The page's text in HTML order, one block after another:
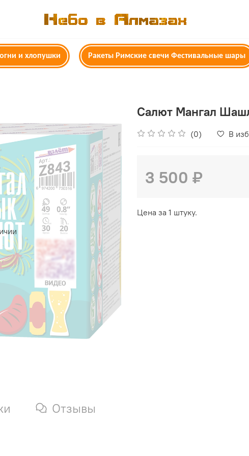
и хлопушки Ракеты Римские свечи Фестивальные шары
Салют Мангал
(0) В
3 500 ₽
Цена за 1 штуку.
Отзывы